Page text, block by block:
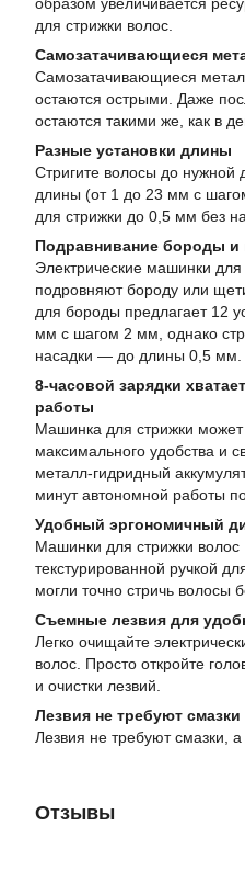
для стрижки волос.
Самозатачивающиеся
Самозатачивающиеся
остаются острыми. Даже
остаются такими же, как в
Разные установки длины
Стригите волосы до нужной
длины (от 1 до 23 мм с
для стрижки до 0,5 мм без
Подравнивание бороды и
Электрические машинки для
подровняют бороду или
для бороды предлагает 12
мм с шагом 2 мм, однако
насадки — до длины 0,5 мм.
8-часовой зарядки
работы
Машинка для стрижки
максимального удобства и
металл-гидридный
минут автономной работы
Удобный эргономичный
Машинки для стрижки
текстурированной ручкой
могли точно стричь волосы
Съемные лезвия для
Легко очищайте
волос. Просто откройте
и очистки лезвий.
Лезвия не требуют смазки
Лезвия не требуют смазки,
Отзывы